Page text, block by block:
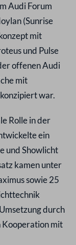
Audi Forum
(Sunrise
mit
und Pulse
offenen Audi
mit
war.
Rolle in der
ein
und Showlicht
kamen unter
sowie 25
durch
Kooperation mit